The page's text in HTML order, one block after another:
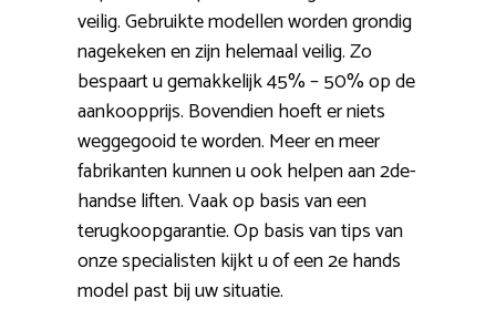
veilig. Gebruikte modellen worden grondig
nagekeken en zijn helemaal veilig. Zo
bespaart u gemakkelijk 45% – 50% op de
aankoopprijs. Bovendien hoeft er niets
weggegooid te worden. Meer en meer
fabrikanten kunnen u ook helpen aan 2de-
handse liften. Vaak op basis van een
terugkoopgarantie. Op basis van tips van
onze specialisten kijkt u of een 2e hands
model past bij uw situatie.